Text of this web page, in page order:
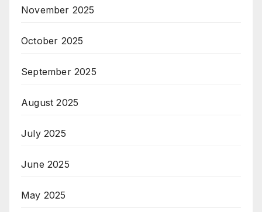
November 2025
October 2025
September 2025
August 2025
July 2025
June 2025
May 2025